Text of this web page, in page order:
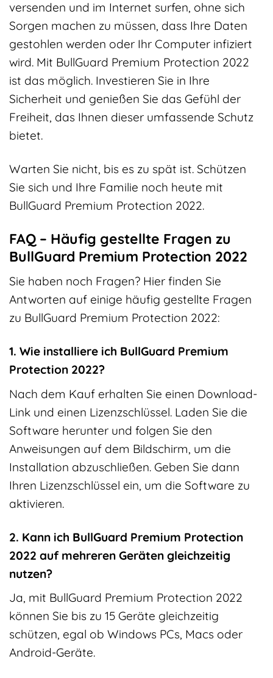
versenden und im Internet surfen, ohne sich
Sorgen machen zu müssen, dass Ihre Daten
gestohlen werden oder Ihr Computer infiziert
wird. Mit BullGuard Premium Protection 2022
ist das möglich. Investieren Sie in Ihre
Sicherheit und genießen Sie das Gefühl der
Freiheit, das Ihnen dieser umfassende Schutz
bietet.
Warten Sie nicht, bis es zu spät ist. Schützen
Sie sich und Ihre Familie noch heute mit
BullGuard Premium Protection 2022.
FAQ – Häufig gestellte Fragen zu
BullGuard Premium Protection 2022
Sie haben noch Fragen? Hier finden Sie
Antworten auf einige häufig gestellte Fragen
zu BullGuard Premium Protection 2022:
1. Wie installiere ich BullGuard Premium
Protection 2022?
Nach dem Kauf erhalten Sie einen Download-
Link und einen Lizenzschlüssel. Laden Sie die
Software herunter und folgen Sie den
Anweisungen auf dem Bildschirm, um die
Installation abzuschließen. Geben Sie dann
Ihren Lizenzschlüssel ein, um die Software zu
aktivieren.
2. Kann ich BullGuard Premium Protection
2022 auf mehreren Geräten gleichzeitig
nutzen?
Ja, mit BullGuard Premium Protection 2022
können Sie bis zu 15 Geräte gleichzeitig
schützen, egal ob Windows PCs, Macs oder
Android-Geräte.